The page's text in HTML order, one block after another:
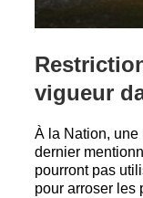
vigueur
À la Nation, une
dernier
pourront pas
pour arroser les